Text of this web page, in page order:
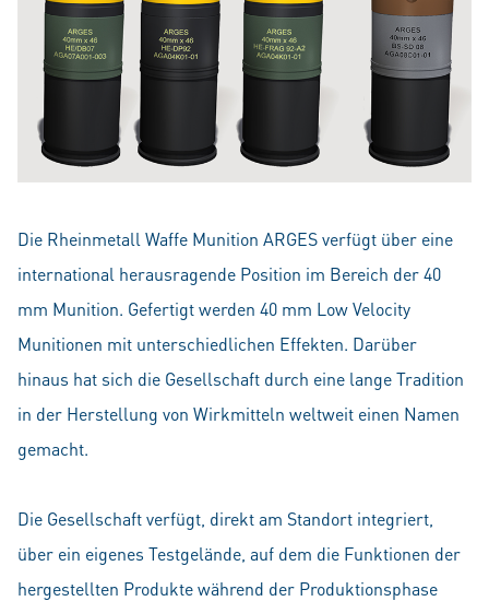
Die Rheinmetall Waffe Munition ARGES verfügt über eine
international herausragende Position im Bereich der 40
mm Munition. Gefertigt werden 40 mm Low Velocity
Munitionen mit unterschiedlichen Effekten. Darüber
hinaus hat sich die Gesellschaft durch eine lange Tradition
in der Herstellung von Wirkmitteln weltweit einen Namen
gemacht.
Die Gesellschaft verfügt, direkt am Standort integriert,
über ein eigenes Testgelände, auf dem die Funktionen der
hergestellten Produkte während der Produktionsphase